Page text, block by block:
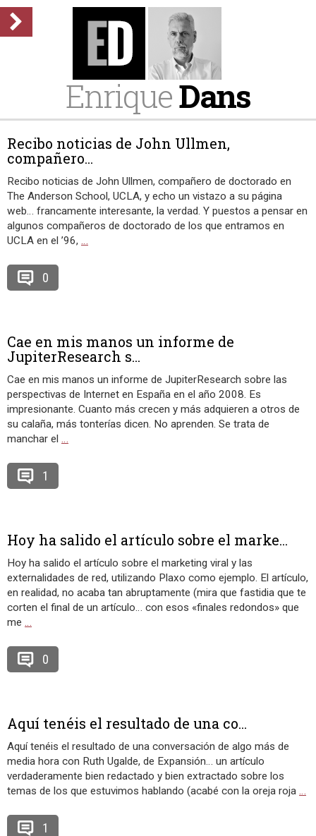
EnriqueDans
Recibo noticias de John Ullmen,
compañero...
Recibo noticias de John Ullmen, compañero de doctorado en
The Anderson School, UCLA, y echo un vistazo a su página
web… francamente interesante, la verdad. Y puestos a pensar en
algunos compañeros de doctorado de los que entramos en
UCLA en el ’96, …
0
Cae en mis manos un informe de
JupiterResearch s...
Cae en mis manos un informe de JupiterResearch sobre las
perspectivas de Internet en España en el año 2008. Es
impresionante. Cuanto más crecen y más adquieren a otros de
su calaña, más tonterías dicen. No aprenden. Se trata de
manchar el …
1
Hoy ha salido el artículo sobre el marke...
Hoy ha salido el artículo sobre el marketing viral y las
externalidades de red, utilizando Plaxo como ejemplo. El artículo,
en realidad, no acaba tan abruptamente (mira que fastidia que te
corten el final de un artículo… con esos «finales redondos» que
me …
0
Aquí tenéis el resultado de una co...
Aquí tenéis el resultado de una conversación de algo más de
media hora con Ruth Ugalde, de Expansión… un artículo
verdaderamente bien redactado y bien extractado sobre los
temas de los que estuvimos hablando (acabé con la oreja roja …
1